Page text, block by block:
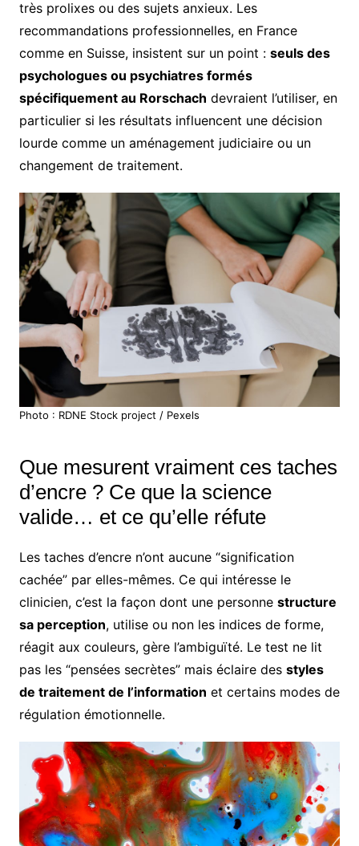
très prolixes ou des sujets anxieux. Les
recommandations professionnelles, en France
comme en Suisse, insistent sur un point : seuls des
psychologues ou psychiatres formés
spécifiquement au Rorschach devraient l’utiliser, en
particulier si les résultats influencent une décision
lourde comme un aménagement judiciaire ou un
changement de traitement.
Photo : RDNE Stock project / Pexels
Que mesurent vraiment ces taches
d’encre ? Ce que la science
valide… et ce qu’elle réfute
Les taches d’encre n’ont aucune “signification
cachée” par elles-mêmes. Ce qui intéresse le
clinicien, c’est la façon dont une personne structure
sa perception, utilise ou non les indices de forme,
réagit aux couleurs, gère l’ambiguïté. Le test ne lit
pas les “pensées secrètes” mais éclaire des styles
de traitement de l’information et certains modes de
régulation émotionnelle.